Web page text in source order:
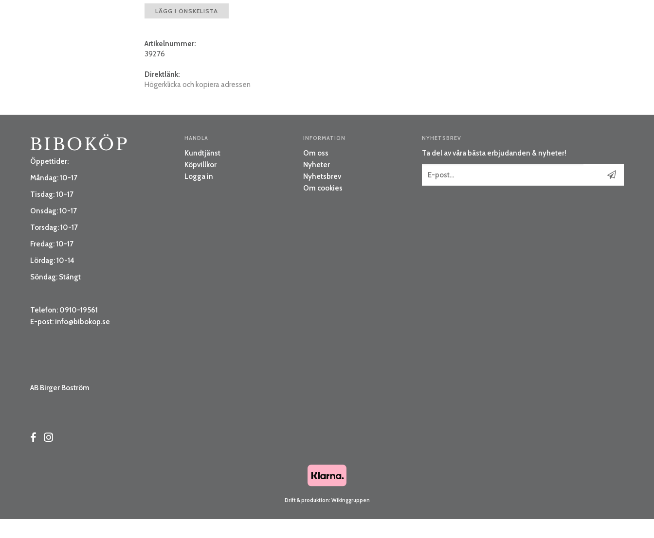
LÄGG I ÖNSKELISTA
Artikelnummer:
39276
Direktlänk:
Högerklicka och kopiera adressen
Öppettider:
Måndag: 10-17
Tisdag: 10-17
Onsdag: 10-17
Torsdag: 10-17
Fredag: 10-17
Lördag: 10-14
Söndag: Stängt
Telefon: 0910-19561
E-post: info@bibokop.se
AB Birger Boström
HANDLA
Kundtjänst
Köpvillkor
Logga in
INFORMATION
Om oss
Nyheter
Nyhetsbrev
Om cookies
NYHETSBREV
Ta del av våra bästa erbjudanden & nyheter!
Drift & produktion: Wikinggruppen